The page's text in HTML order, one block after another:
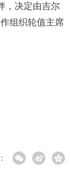
决定由吉尔
组织轮值主席